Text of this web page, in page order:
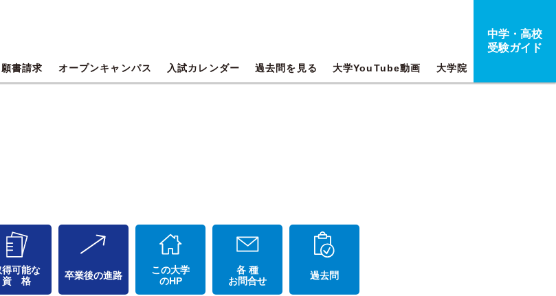
書請求 オープンキャンパス 入試カレンダー 過去問を見る 大学YouTube動画 大学院
中学・高校
受験ガイド
得可能な
資 格
卒業後の進路
この大学
のHP
各 種
お問合せ
過去問